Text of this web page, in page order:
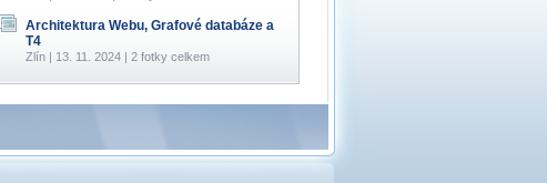
Architektura Webu, Grafové databáze a
T4
Zlín | 13. 11. 2024 | 2 fotky celkem